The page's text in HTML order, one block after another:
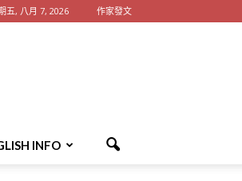
五, 八月 7, 2026 作家發文
INFO